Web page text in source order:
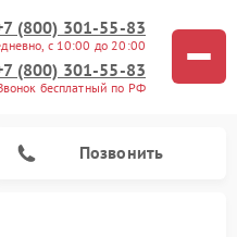
(800) 301-55-83
с 10:00 до 20:00
(800) 301-55-83
бесплатный по РФ
Позвонить